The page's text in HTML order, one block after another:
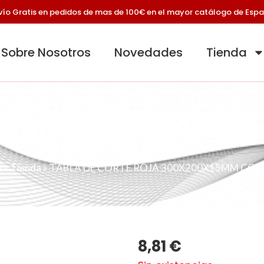
Gratis en pedidos de mas de 100€ en el mayor catálogo de
Sobre Nosotros Novedades Tienda
ROJA
»Tienda»TABLA DE CORTE ROJA 300X200X15MM CON
8,81€